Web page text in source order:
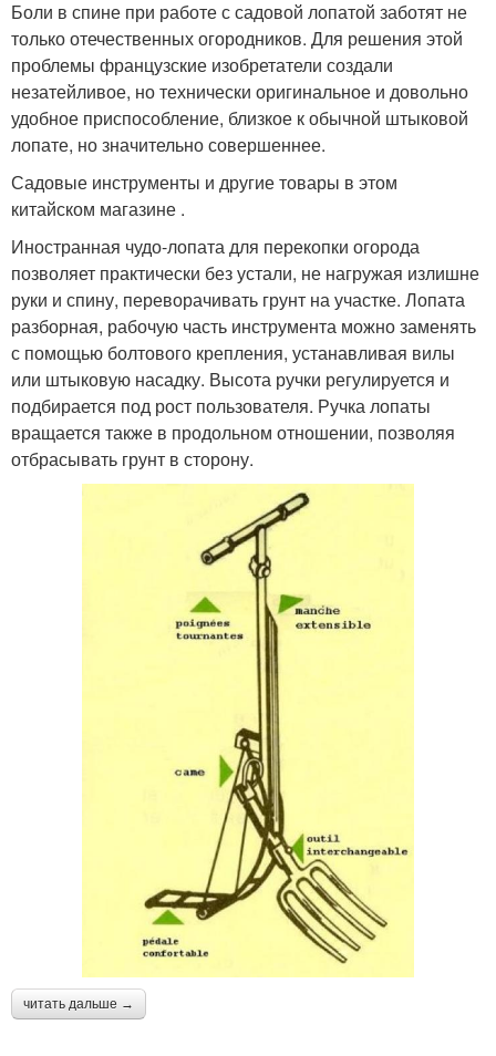
Боли в спине при работе с садовой лопатой заботят не
только отечественных огородников. Для решения этой
проблемы французские изобретатели создали
незатейливое, но технически оригинальное и довольно
удобное приспособление, близкое к обычной штыковой
лопате, но значительно совершеннее.
Садовые инструменты и другие товары в этом
китайском магазине .
Иностранная чудо-лопата для перекопки огорода
позволяет практически без устали, не нагружая излишне
руки и спину, переворачивать грунт на участке. Лопата
разборная, рабочую часть инструмента можно заменять
с помощью болтового крепления, устанавливая вилы
или штыковую насадку. Высота ручки регулируется и
подбирается под рост пользователя. Ручка лопаты
вращается также в продольном отношении, позволяя
отбрасывать грунт в сторону.
читать дальше →